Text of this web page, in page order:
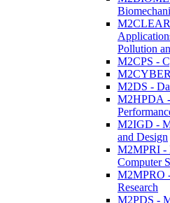
M2CLEAR
Pollution
M2CPS -
M2DS -
M2HPDA
M2IGD -
and Design
M2MPRI -
Computer
M2MPRO
Research
M2PDS -